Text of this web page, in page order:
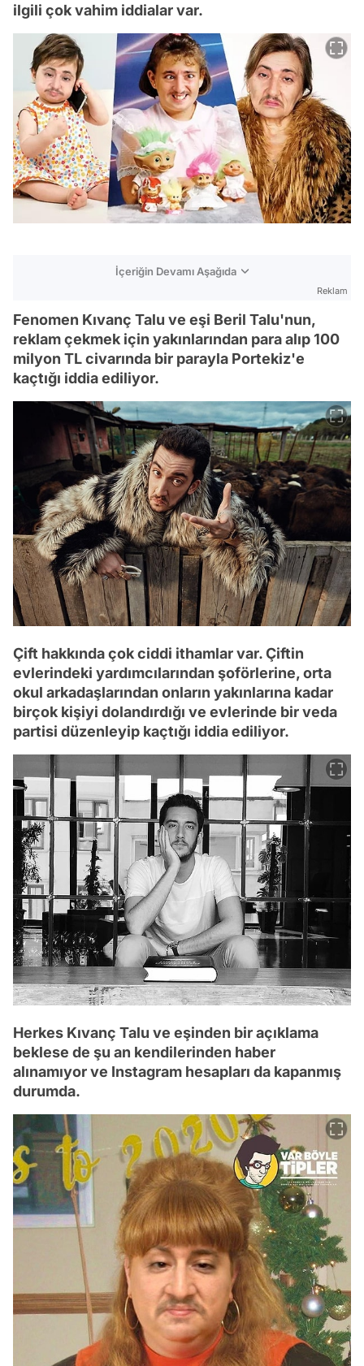
ilgili çok vahim iddialar var.
İçeriğin Devamı Aşağıda
Reklam
Fenomen Kıvanç Talu ve eşi Beril Talu'nun,
reklam çekmek için yakınlarından para alıp 100
milyon TL civarında bir parayla Portekiz'e
kaçtığı iddia ediliyor.
Çift hakkında çok ciddi ithamlar var. Çiftin
evlerindeki yardımcılarından şoförlerine, orta
okul arkadaşlarından onların yakınlarına kadar
birçok kişiyi dolandırdığı ve evlerinde bir veda
partisi düzenleyip kaçtığı iddia ediliyor.
Herkes Kıvanç Talu ve eşinden bir açıklama
beklese de şu an kendilerinden haber
alınamıyor ve Instagram hesapları da kapanmış
durumda.